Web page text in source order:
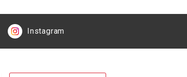
Instagram